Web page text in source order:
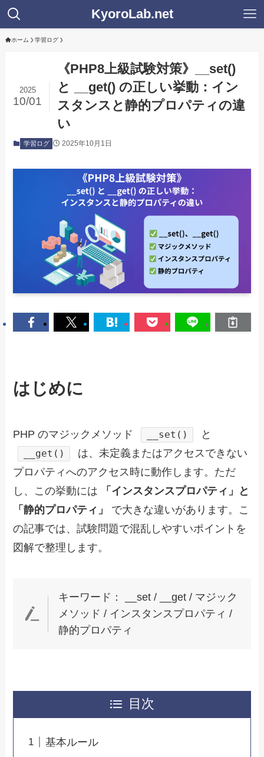
KyoroLab.net
ホーム 学習ログ
《PHP8上級試験対策》__set()
と __get() の正しい挙動：イン
スタンスと静的プロパティの違
い
2025
10/01
学習ログ 2025年10月1日
はじめに
PHP のマジックメソッド __set() と
__get()
は、未定義またはアクセスできない
プロパティへのアクセス時に動作します。ただ
し、この挙動には
「インスタンスプロパティ」と
「静的プロパティ」
で大きな違いがあります。こ
の記事では、試験問題で混乱しやすいポイントを
図解で整理します。
キーワード： __set / __get / マジック
メソッド / インスタンスプロパティ /
静的プロパティ
目次
基本ルール